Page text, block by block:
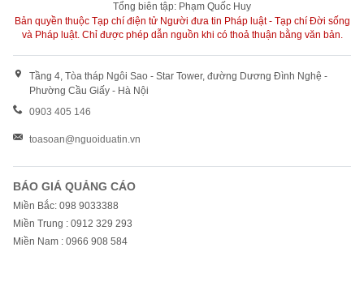
Tổng biên tập: Phạm Quốc Huy
Bản quyền thuộc Tạp chí điện tử Người đưa tin Pháp luật - Tạp chí Đời sống
và Pháp luật. Chỉ được phép dẫn nguồn khi có thoả thuận bằng văn bản.
Tầng 4, Tòa tháp Ngôi Sao - Star Tower, đường Dương Đình Nghệ -
Phường Cầu Giấy - Hà Nội
0903 405 146
toasoan@nguoiduatin.vn
BÁO GIÁ QUẢNG CÁO
Miền Bắc: 098 9033388
Miền Trung : 0912 329 293
Miền Nam : 0966 908 584